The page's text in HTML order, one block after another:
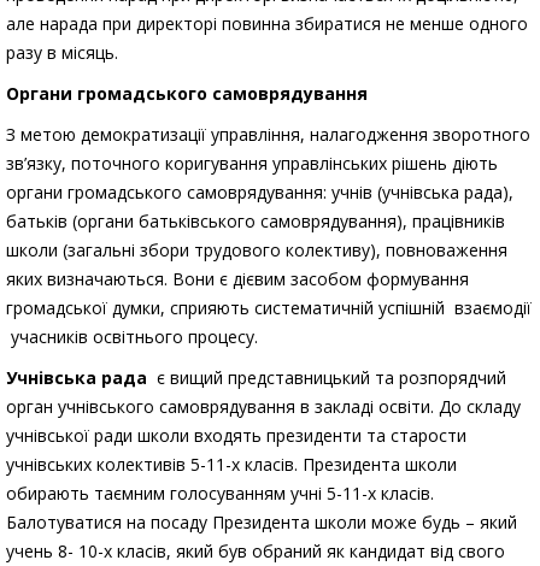
але нарада при директорі повинна збиратися не менше одного
разу в місяць.
Органи громадського самоврядування
З метою демократизації управління, налагодження зворотного
зв’язку, поточного коригування управлінських рішень діють
органи громадського самоврядування: учнів (учнівська рада),
батьків (органи батьківського самоврядування), працівників
школи (загальні збори трудового колективу), повноваження
яких визначаються. Вони є дієвим засобом формування
громадської думки, сприяють систематичній успішній взаємодії
учасників освітнього процесу.
Учнівська рада є вищий представницький та розпорядчий
орган учнівського самоврядування в закладі освіти. До складу
учнівської ради школи входять президенти та старости
учнівських колективів 5-11-х класів. Президента школи
обирають таємним голосуванням учні 5-11-х класів.
Балотуватися на посаду Президента школи може будь – який
учень 8- 10-х класів, який був обраний як кандидат від свого